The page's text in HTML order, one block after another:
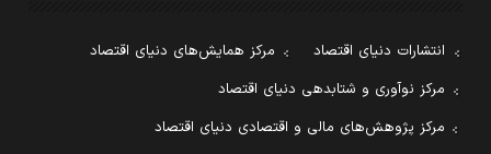
انتشارات دنیای اقتصاد
مرکز همایش‌های دنیای اقتصاد
مرکز نوآوری و شتابدهی دنیای اقتصاد
مرکز پژوهش‌های مالی و اقتصادی دنیای اقتصاد